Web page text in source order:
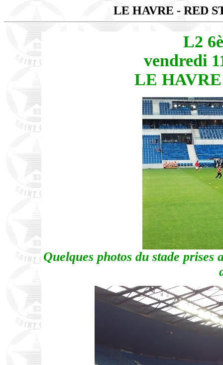
LE HAVRE - RED
L2
vendredi
LE
Quelques photos du stade